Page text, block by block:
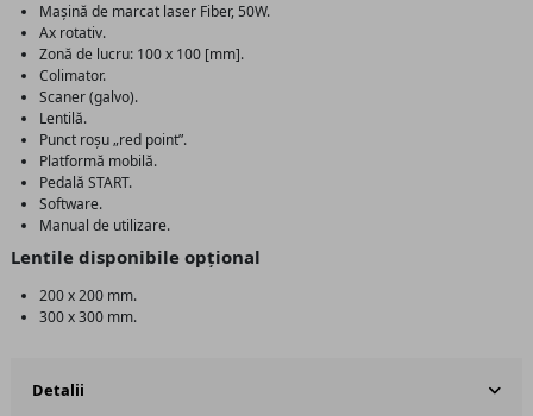
Mașină de marcat laser Fiber, 50W.
Ax rotativ.
Zonă de lucru: 100 x 100 [mm].
Colimator.
Scaner (galvo).
Lentilă.
Punct roșu „red point”.
Platformă mobilă.
Pedală START.
Software.
Manual de utilizare.
Lentile disponibile opțional
200 x 200 mm.
300 x 300 mm.
Detalii